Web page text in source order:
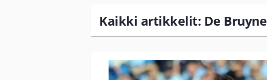
Kaikki artikkelit: De Bruyne